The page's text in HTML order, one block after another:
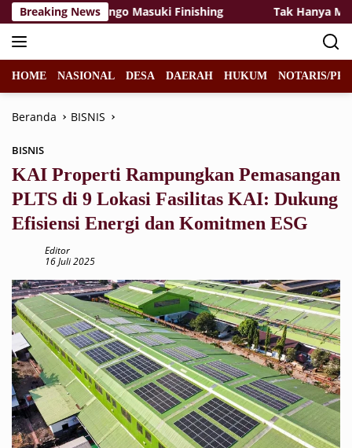
Langsung
ke
konten
Breaking News
SDN Kesongo Masuki Finishing Tak Hanya
HOME NASIONAL DESA DAERAH HUKUM NOTARIS/
Beranda BISNIS
BISNIS
KAI Properti Rampungkan Pemasangan
PLTS di 9 Lokasi Fasilitas KAI: Dukung
Efisiensi Energi dan Komitmen ESG
Editor
16 Juli 2025